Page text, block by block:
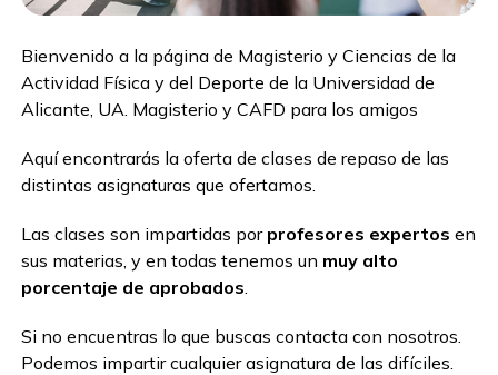
Bienvenido a la página de Magisterio y Ciencias de la
Actividad Física y del Deporte de la Universidad de
Alicante, UA. Magisterio y CAFD para los amigos
Aquí encontrarás la oferta de clases de repaso de las
distintas asignaturas que ofertamos.
Las clases son impartidas por profesores expertos en
sus materias, y en todas tenemos un muy alto
porcentaje de aprobados.
Si no encuentras lo que buscas contacta con nosotros.
Podemos impartir cualquier asignatura de las difíciles.